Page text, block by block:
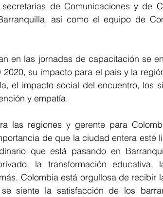
de Comunicaciones y de
así como el equipo de
en las jornadas de capacitación se
su impacto para el país y la
el impacto social del encuentro, los
y empatía.
las regiones y gerente para
de que la ciudad entera esté
que está pasando en
la transformación educativa,
Colombia está orgullosa de recibir
siente la satisfacción de los